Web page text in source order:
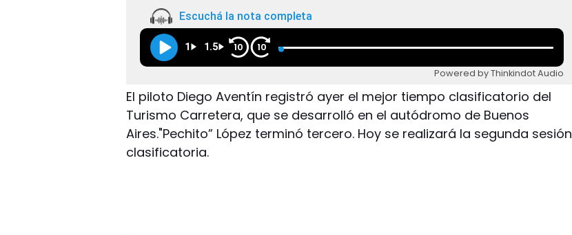
Escuchá la nota completa
1 1.5 10 10
Powered by Thinkindot Audio
El piloto Diego Aventín registró ayer el mejor tiempo clasificatorio del
Turismo Carretera, que se desarrolló en el autódromo de Buenos
Aires."Pechito” López terminó tercero. Hoy se realizará la segunda sesión
clasificatoria.